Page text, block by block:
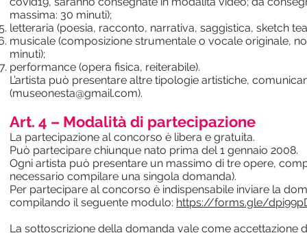
massima: 30 minuti);
letteraria (poesia, racconto, narrativa, saggistica, sketch
musicale (composizione strumentale o vocale originale,
minuti);
performance (opera fisica, reiterabile).
L’artista può presentare altre tipologie artistiche,
(museonesta@gmail.com).
Art. 4 – Modalità di partecipazione
La partecipazione al concorso è libera e gratuita.
Può partecipare chiunque nato prima del 1 gennaio 2008.
Ogni artista può presentare un massimo di tre opere,
necessario compilare una singola domanda).
Per partecipare al concorso è indispensabile inviare la
compilando il seguente modulo: https://forms.gle/
La sottoscrizione della domanda vale come accettazione